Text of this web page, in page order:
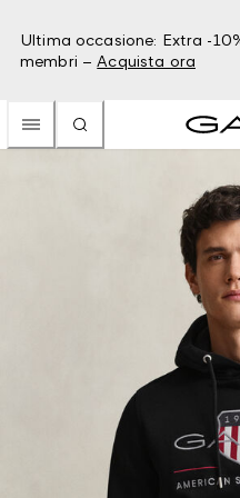
Ultima occasione: Extra -
membri – Acquista ora